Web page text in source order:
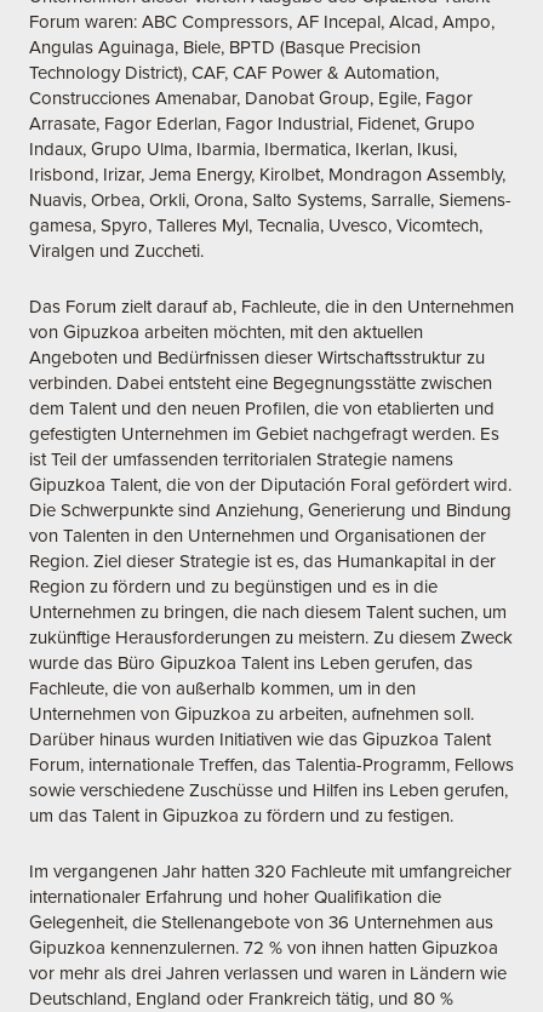
Forum waren: ABC Compressors, AF Incepal, Alcad, Ampo,
Angulas Aguinaga, Biele, BPTD (Basque Precision
Technology District), CAF, CAF Power & Automation,
Construcciones Amenabar, Danobat Group, Egile, Fagor
Arrasate, Fagor Ederlan, Fagor Industrial, Fidenet, Grupo
Indaux, Grupo Ulma, Ibarmia, Ibermatica, Ikerlan, Ikusi,
Irisbond, Irizar, Jema Energy, Kirolbet, Mondragon Assembly,
Nuavis, Orbea, Orkli, Orona, Salto Systems, Sarralle, Siemens-
gamesa, Spyro, Talleres Myl, Tecnalia, Uvesco, Vicomtech,
Viralgen und Zuccheti.
Das Forum zielt darauf ab, Fachleute, die in den Unternehmen
von Gipuzkoa arbeiten möchten, mit den aktuellen
Angeboten und Bedürfnissen dieser Wirtschaftsstruktur zu
verbinden. Dabei entsteht eine Begegnungsstätte zwischen
dem Talent und den neuen Profilen, die von etablierten und
gefestigten Unternehmen im Gebiet nachgefragt werden. Es
ist Teil der umfassenden territorialen Strategie namens
Gipuzkoa Talent, die von der Diputación Foral gefördert wird.
Die Schwerpunkte sind Anziehung, Generierung und Bindung
von Talenten in den Unternehmen und Organisationen der
Region. Ziel dieser Strategie ist es, das Humankapital in der
Region zu fördern und zu begünstigen und es in die
Unternehmen zu bringen, die nach diesem Talent suchen, um
zukünftige Herausforderungen zu meistern. Zu diesem Zweck
wurde das Büro Gipuzkoa Talent ins Leben gerufen, das
Fachleute, die von außerhalb kommen, um in den
Unternehmen von Gipuzkoa zu arbeiten, aufnehmen soll.
Darüber hinaus wurden Initiativen wie das Gipuzkoa Talent
Forum, internationale Treffen, das Talentia-Programm, Fellows
sowie verschiedene Zuschüsse und Hilfen ins Leben gerufen,
um das Talent in Gipuzkoa zu fördern und zu festigen.
Im vergangenen Jahr hatten 320 Fachleute mit umfangreicher
internationaler Erfahrung und hoher Qualifikation die
Gelegenheit, die Stellenangebote von 36 Unternehmen aus
Gipuzkoa kennenzulernen. 72 % von ihnen hatten Gipuzkoa
vor mehr als drei Jahren verlassen und waren in Ländern wie
Deutschland, England oder Frankreich tätig, und 80 %